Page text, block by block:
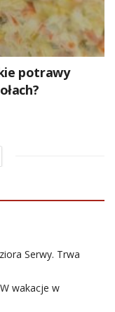
potrawy
Serwy. Trwa
wakacje w